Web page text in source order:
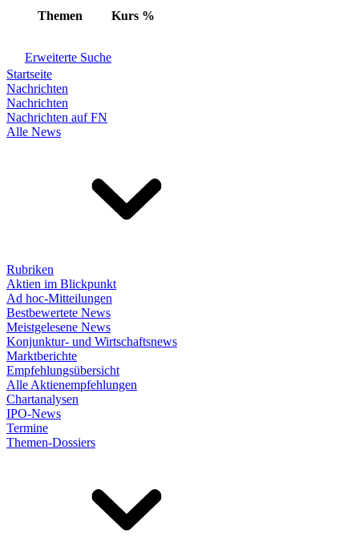
Themen Kurs %
Erweiterte Suche
Startseite
Nachrichten
Nachrichten
Nachrichten auf FN
Alle News
Rubriken
Aktien im Blickpunkt
Ad hoc-Mitteilungen
Bestbewertete News
Meistgelesene News
Konjunktur- und Wirtschaftsnews
Marktberichte
Empfehlungsübersicht
Alle Aktienempfehlungen
Chartanalysen
IPO-News
Termine
Themen-Dossiers